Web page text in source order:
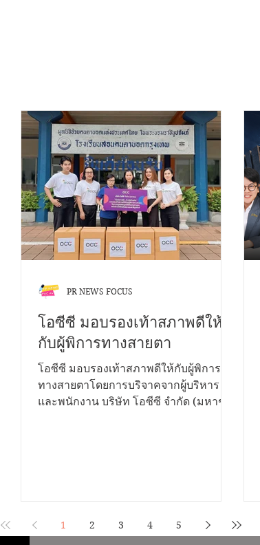
โอซีซี มอบรองเท้าสภาพดีให้
กับผู้พิการทางสายตา
โอซีซี มอบรองเท้าสภาพดีให้กับผู้พิการ
ทางสายตาโดยการบริจาคจากผู้บริหาร
และพนักงาน บริษัท โอซีซี จำกัด (มหาชน)
ประชาสัมพันธ์ และทีมงาน CSR บริษัท โอ
PR NEWS FOCUS
1 2 3 4 5